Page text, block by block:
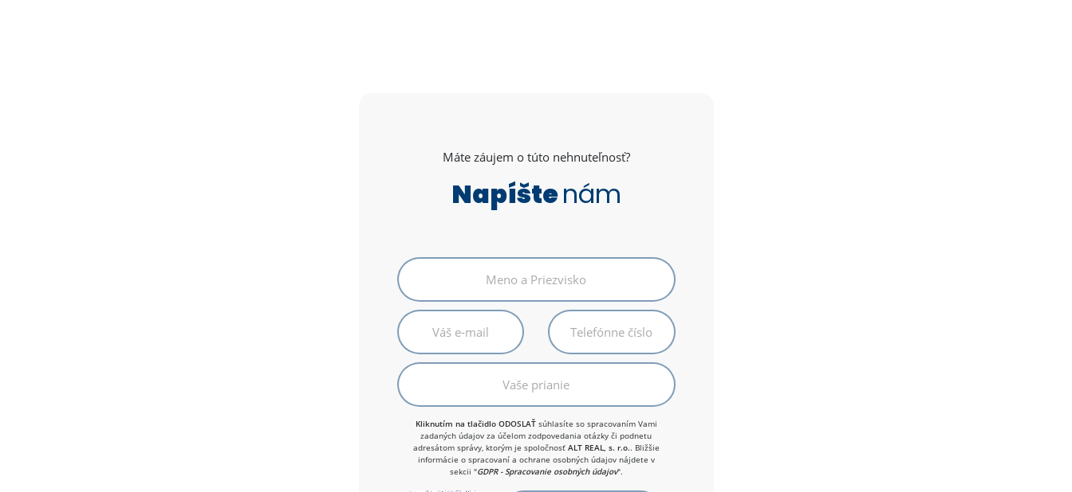
Máte záujem o túto nehnuteľnosť?
Napíštenám
Kliknutím na tlačidlo ODOSLAŤsúhlasíte so spracovaním Vami
zadaných údajov za účelom zodpovedania otázky či podnetu
adresátom správy, ktorým je spoločnosť ALT REAL, s. r.o.. Bližšie
informácie o spracovaní a ochrane osobných údajov nájdete v
sekcii "GDPR - Spracovanie osobných údajov".